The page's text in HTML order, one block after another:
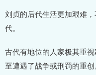
刘贞的后代生活更加艰难
代。
古代有地位的人家极其重
至遭遇了战争或刑罚的重创